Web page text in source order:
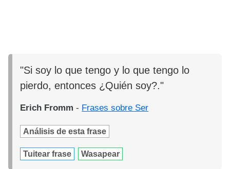
"Si soy lo que tengo y lo que tengo lo
pierdo, entonces ¿Quién soy?."
Erich Fromm - Frases sobre Ser
Análisis de esta frase
Tuitear frase Wasapear